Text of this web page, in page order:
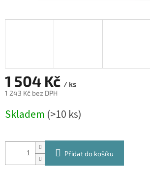
1 504 Kč / ks
1 243 Kč bez DPH
cena:
Skladem (>10 ks)
Přidat do košíku